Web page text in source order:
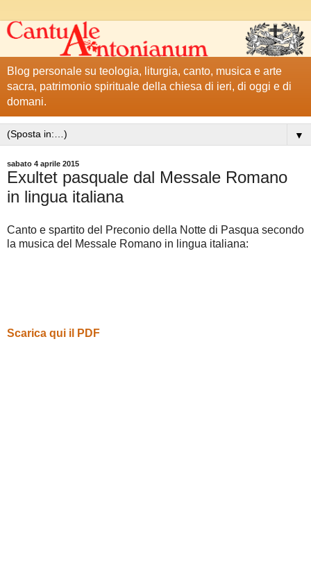
Blog personale su teologia, liturgia, canto, musica e arte
sacra, patrimonio spirituale della chiesa di ieri, di oggi e di
domani.
▼
sabato 4 aprile 2015
Exultet pasquale dal Messale Romano
in lingua italiana
Canto e spartito del Preconio della Notte di Pasqua secondo
la musica del Messale Romano in lingua italiana:
Scarica qui il PDF